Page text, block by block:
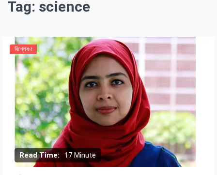
Tag: science
Read Time: 17 Minute
বিশ্লেষণ